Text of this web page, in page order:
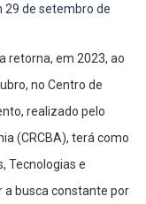
29 de setembro de
retorna, em 2023, ao
no Centro de
realizado pelo
(CRCBA), terá como
Tecnologias e
a busca constante por